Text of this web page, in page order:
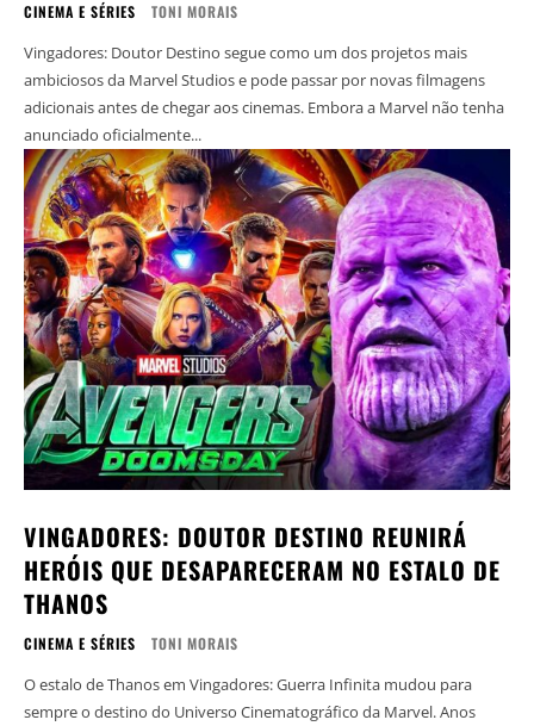
CINEMA E SÉRIES TONI MORAIS
Vingadores: Doutor Destino segue como um dos projetos mais
ambiciosos da Marvel Studios e pode passar por novas filmagens
adicionais antes de chegar aos cinemas. Embora a Marvel não tenha
anunciado oficialmente...
VINGADORES: DOUTOR DESTINO REUNIRÁ
HERÓIS QUE DESAPARECERAM NO ESTALO DE
THANOS
CINEMA E SÉRIES TONI MORAIS
O estalo de Thanos em Vingadores: Guerra Infinita mudou para
sempre o destino do Universo Cinematográfico da Marvel. Anos